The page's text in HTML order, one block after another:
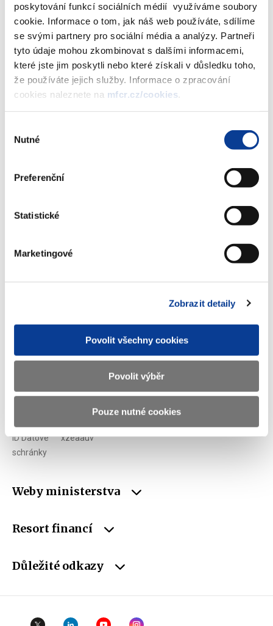
poskytování funkcí sociálních médií využíváme soubory
cookie. Informace o tom, jak náš web používáte, sdílíme
se svými partnery pro sociální média a analýzy. Partneři
tyto údaje mohou zkombinovat s dalšími informacemi,
které jste jim poskytli nebo které získali v důsledku toho,
že používáte jejich služby. Informace o zpracování
cookies naleznete na mfcr.cz/cookies
souhlasu
Nutné
Preferenční
Statistické
Marketingové
Zobrazit detaily
Povolit všechny cookies
Povolit výběr
Pouze nutné cookies
Výkaz zdrojů a užití peněžních
prostředků státních PO (prosinec
2022)
(32 kB)
Stáhnout vybrané (0)
Doporučeno298 ×
Ministerstvo financí ČR
+420 257 041 111
IČO 00006947
CZ00006947
ID Datové
schránky
xzeaauv
Weby ministerstva
Resort financí
Důležité odkazy